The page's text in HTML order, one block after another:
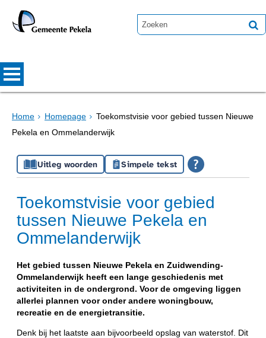
Home Homepage
Toekomstvisie voor gebied tussen Nieuwe
Pekela en Ommelanderwijk
Uitleg woorden Simpele tekst
Toekomstvisie voor gebied
tussen Nieuwe Pekela en
Ommelanderwijk
Het gebied tussen Nieuwe Pekela en Zuidwending-
Ommelanderwijk heeft een lange geschiedenis met
activiteiten in de ondergrond. Voor de omgeving liggen
allerlei plannen voor onder andere woningbouw,
recreatie en de energietransitie.
Denk bij het laatste aan bijvoorbeeld opslag van waterstof. Dit